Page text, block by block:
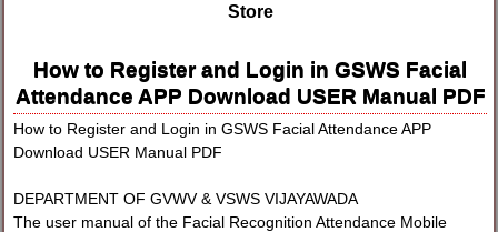
Store
How to Register and Login in GSWS Facial
Attendance APP Download USER Manual PDF
How to Register and Login in GSWS Facial Attendance APP
Download USER Manual PDF
DEPARTMENT OF GVWV & VSWS VIJAYAWADA
The user manual of the Facial Recognition Attendance Mobile